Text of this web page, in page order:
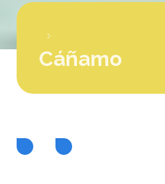
Cáñamo